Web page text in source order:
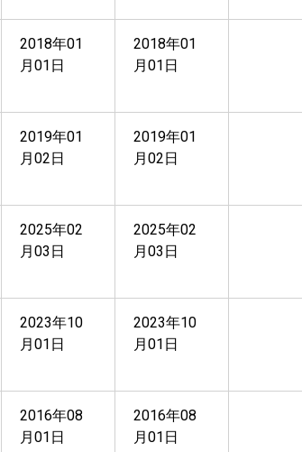
2018年01
月01日
2018年01
月01日
2019年01
月02日
2019年01
月02日
2025年02
月03日
2025年02
月03日
2023年10
月01日
2023年10
月01日
2016年08
月01日
2016年08
月01日